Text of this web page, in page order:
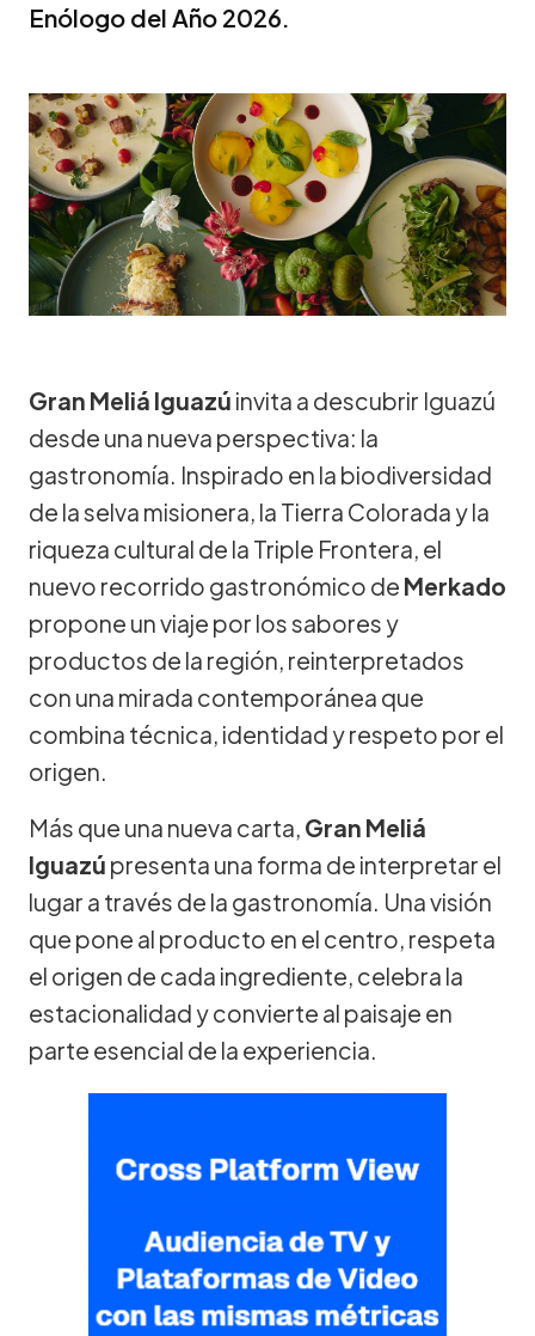
Enólogo del Año 2026.
Gran Meliá Iguazú invita a descubrir Iguazú
desde una nueva perspectiva: la
gastronomía. Inspirado en la biodiversidad
de la selva misionera, la Tierra Colorada y la
riqueza cultural de la Triple Frontera, el
nuevo recorrido gastronómico de Merkado
propone un viaje por los sabores y
productos de la región, reinterpretados
con una mirada contemporánea que
combina técnica, identidad y respeto por el
origen.
Más que una nueva carta, Gran Meliá
Iguazú presenta una forma de interpretar el
lugar a través de la gastronomía. Una visión
que pone al producto en el centro, respeta
el origen de cada ingrediente, celebra la
estacionalidad y convierte al paisaje en
parte esencial de la experiencia.